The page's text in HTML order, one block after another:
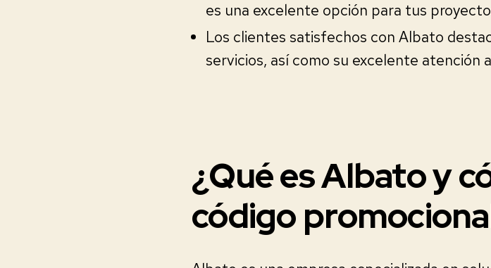
es una excelente opción para tus
Los clientes satisfechos con Albato
servicios, así como su excelente atención
¿Qué es Albato y
código